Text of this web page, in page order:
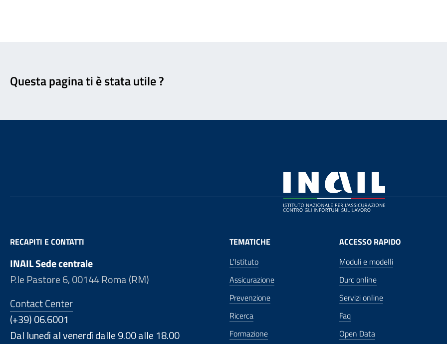
Questa pagina ti è stata utile ?
RECAPITI E CONTATTI
INAIL Sede centrale
P.le Pastore 6, 00144 Roma (RM)
Contact Center
(+39) 06.6001
Dal lunedì al venerdì dalle 9.00 alle 18.00
TEMATICHE
L'Istituto
Assicurazione
Prevenzione
Ricerca
Formazione
ACCESSO RAPIDO
Moduli e modelli
Durc online
Servizi online
Faq
Open Data